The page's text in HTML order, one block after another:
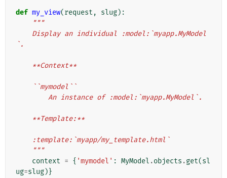
def my_view(request , slug):
"""
`.
    **Context**
    ``mymodel``
        An instance of :model:`myapp.MyModel`.
    **Template:**
    :template:`myapp/my_template.html`
    """
context = { 'mymodel' : MyModel .objects .get(sl
ug=slug)}